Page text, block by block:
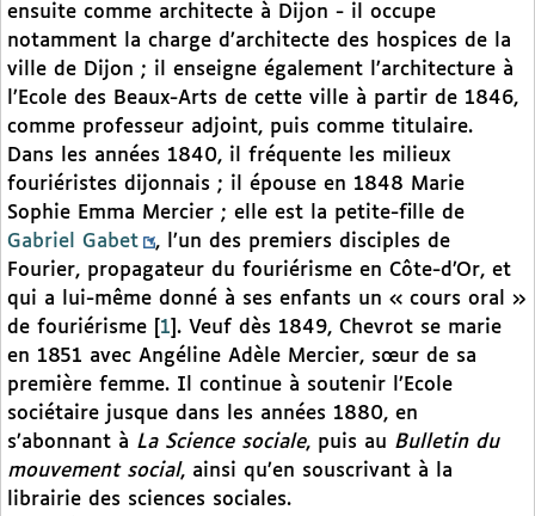
ensuite comme architecte à Dijon - il occupe
notamment la charge d’architecte des hospices de la
ville de Dijon ; il enseigne également l’architecture à
l’Ecole des Beaux-Arts de cette ville à partir de 1846,
comme professeur adjoint, puis comme titulaire.
Dans les années 1840, il fréquente les milieux
fouriéristes dijonnais ; il épouse en 1848 Marie
Sophie Emma Mercier ; elle est la petite-fille de
Gabriel Gabet
, l’un des premiers disciples de
Fourier, propagateur du fouriérisme en Côte-d’Or, et
qui a lui-même donné à ses enfants un « cours oral »
de fouriérisme
1 . Veuf dès 1849, Chevrot se marie
en 1851 avec Angéline Adèle Mercier, sœur de sa
première femme. Il continue à soutenir l’Ecole
sociétaire jusque dans les années 1880, en
s’abonnant à La Science sociale, puis au Bulletin du
mouvement social, ainsi qu’en souscrivant à la
librairie des sciences sociales.